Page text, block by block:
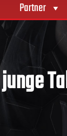
Partner